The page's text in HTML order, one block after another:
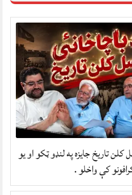
تاریخ جایزه په لنډو ټکو او یو
کې واخلو .